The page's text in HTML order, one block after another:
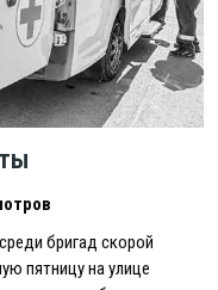
бригад скорой
пятницу на улице